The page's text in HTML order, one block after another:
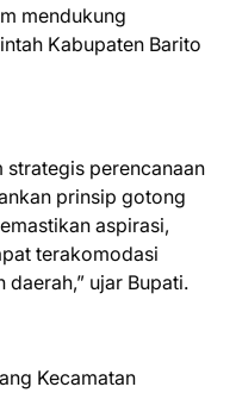
mendukung
Kabupaten Barito
strategis perencanaan
prinsip gotong
aspirasi,
terakomodasi
ujar Bupati.
Kecamatan